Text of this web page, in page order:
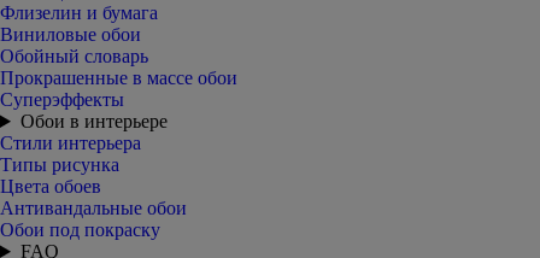
Флизелин и бумага
Виниловые обои
Обойный словарь
Прокрашенные в массе обои
Суперэффекты
Обои в интерьере
Стили интерьера
Типы рисунка
Цвета обоев
Антивандальные обои
Обои под покраску
FAQ